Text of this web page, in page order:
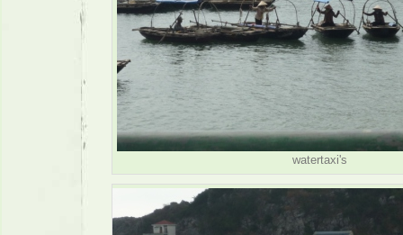
watertaxi's